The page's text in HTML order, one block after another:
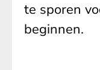
te sporen
beginnen.